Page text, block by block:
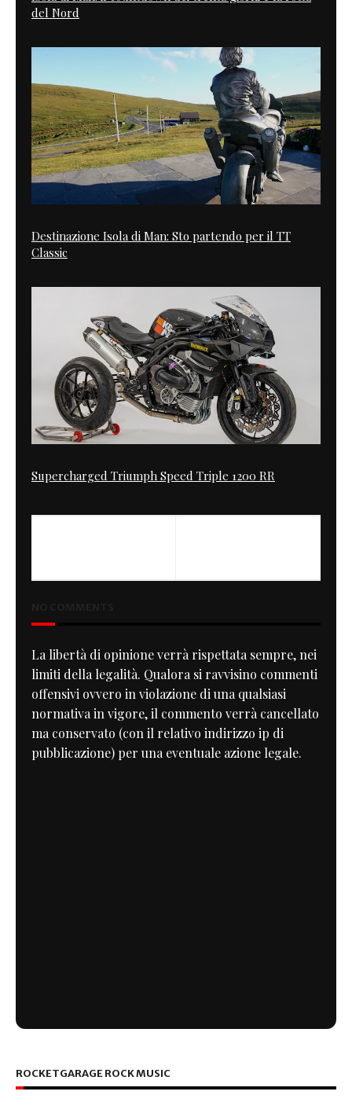
del Nord
Destinazione Isola di Man: Sto partendo per il TT
Classic
Supercharged Triumph Speed Triple 1200 RR
La libertà di opinione verrà rispettata sempre, nei
limiti della legalità. Qualora si ravvisino commenti
offensivi ovvero in violazione di una qualsiasi
normativa in vigore, il commento verrà cancellato
ma conservato (con il relativo indirizzo ip di
pubblicazione) per una eventuale azione legale.
ROCKETGARAGE ROCK MUSIC